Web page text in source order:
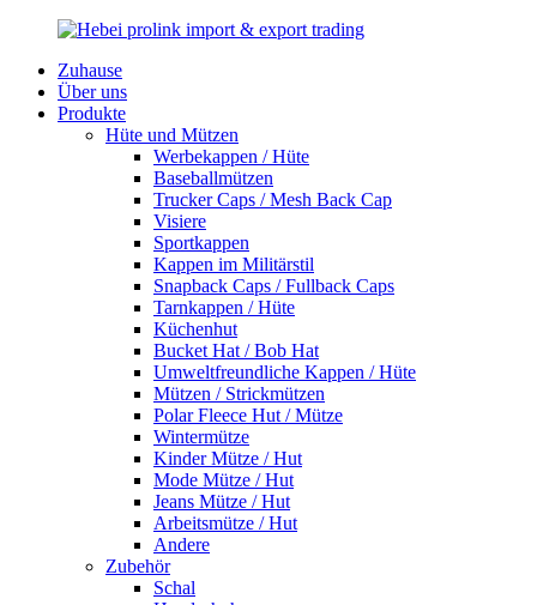
Zuhause
Über uns
Produkte
Hüte und Mützen
Werbekappen / Hüte
Baseballmützen
Trucker Caps / Mesh Back Cap
Visiere
Sportkappen
Kappen im Militärstil
Snapback Caps / Fullback Caps
Tarnkappen / Hüte
Küchenhut
Bucket Hat / Bob Hat
Umweltfreundliche Kappen / Hüte
Mützen / Strickmützen
Polar Fleece Hut / Mütze
Wintermütze
Kinder Mütze / Hut
Mode Mütze / Hut
Jeans Mütze / Hut
Arbeitsmütze / Hut
Andere
Zubehör
Schal